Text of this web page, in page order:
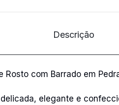
Descrição
Rosto com Barrado em
elegante e